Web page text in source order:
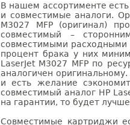
В нашем ассортименте
и совместимые аналоги.
M3027 MFP (оригинал)
совместимый –
совместимыми расходными
процент брака у них
LaserJet M3027 MFP по
аналогичен
и есть желание
совместимый аналог HP
на гарантии, то будет
Совместимые картриджи